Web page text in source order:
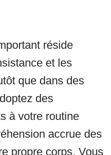
réside
et les
que dans des
des
à votre routine
accrue des
propre corps. Vous